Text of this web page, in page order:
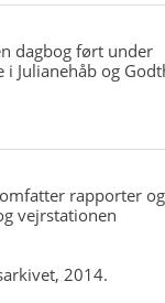
dagbog ført under
Julianehåb og
rapporter og
vejrstationen
2014.